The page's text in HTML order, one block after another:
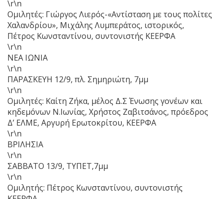
\r\n
Ομιλητές: Γιώργος Λιερός-«Αντίσταση με τους πολίτες
Χαλανδρίου», Μιχάλης Λυμπεράτος, ιστορικός,
Πέτρος Κωνσταντίνου, συντονιστής ΚΕΕΡΦΑ
\r\n
ΝΕΑ ΙΩΝΙΑ
\r\n
ΠΑΡΑΣΚΕΥΗ 12/9, πλ. Σημηριώτη, 7μμ
\r\n
Ομιλητές: Καίτη Ζήκα, μέλος Δ.Σ Ένωσης γονέων και
κηδεμόνων Ν.Ιωνίας, Χρήστος Ζαβιτσάνος, πρόεδρος
Δ’ ΕΛΜΕ, Αργυρή Ερωτοκρίτου, ΚΕΕΡΦΑ
\r\n
ΒΡΙΛΗΣΙΑ
\r\n
ΣΑΒΒΑΤΟ 13/9, ΤΥΠΕΤ,7μμ
\r\n
Ομιλητής: Πέτρος Κωνσταντίνου, συντονιστής